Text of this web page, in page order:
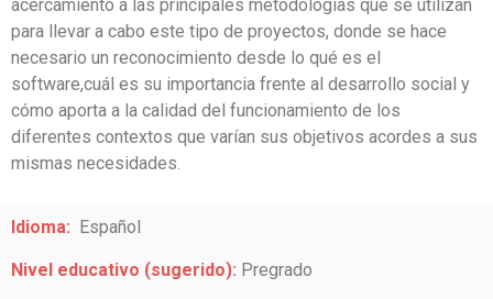
acercamiento a las principales metodologías que se utilizan
para llevar a cabo este tipo de proyectos, donde se hace
necesario un reconocimiento desde lo qué es el
software,cuál es su importancia frente al desarrollo social y
cómo aporta a la calidad del funcionamiento de los
diferentes contextos que varían sus objetivos acordes a sus
mismas necesidades.
Idioma: Español
Nivel educativo (sugerido): Pregrado